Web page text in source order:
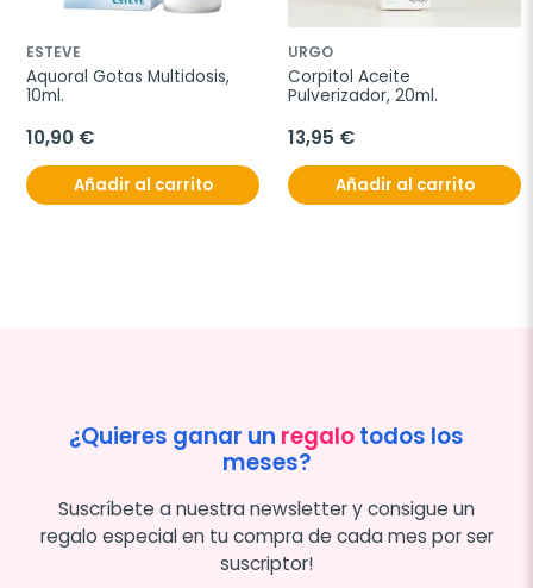
ESTEVE
Aquoral Gotas Multidosis,
10ml.
10,90 €
Añadir al carrito
URGO
Corpitol Aceite
Pulverizador, 20ml.
13,95 €
Añadir al carrito
¿Quieres ganar un regalotodos los
meses?
Suscríbete a nuestra newsletter y consigue un
regalo especial en tu compra de cada mes por ser
suscriptor!